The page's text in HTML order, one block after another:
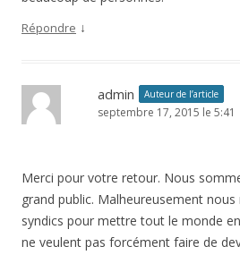
Répondre ↓
admin Auteur de l’article
septembre 17, 2015 le 5:41
Merci pour votre retour. Nous
grand public. Malheureusement nous
syndics pour mettre tout le monde
ne veulent pas forcément faire de